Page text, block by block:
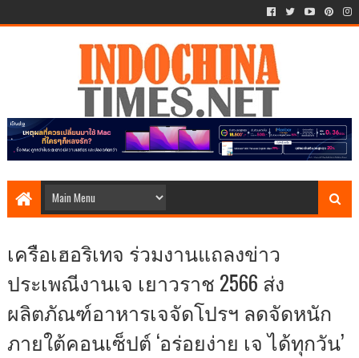
เครือเฮอริเทจ ร่วมงานแถลงข่าว
ประเพณีงานเจ เยาวราช 2566 ส่ง
ผลิตภัณฑ์อาหารเจจัดโปรฯ ลดจัดหนัก
ภายใต้คอนเซ็ปต์ ‘อร่อยง่าย เจ ได้ทุกวัน’